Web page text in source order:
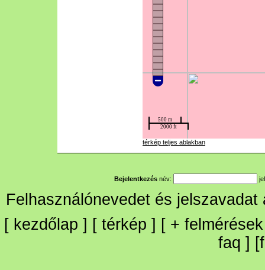
térkép teljes ablakban
Bejelentkezés név:
Felhasználónevedet és
[ kezdőlap ] [ térkép ] [ + felmérések
faq ] [